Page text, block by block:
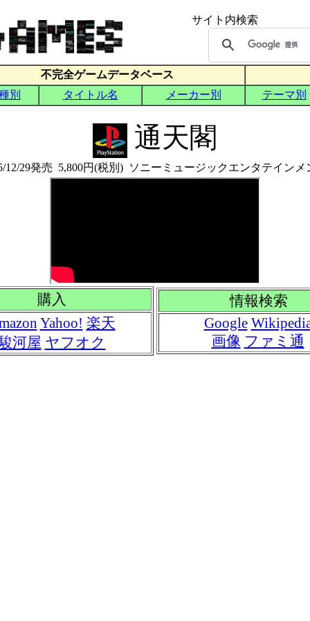
通天閣
12/29発売 5,800円(税別) ソニーミュージックエンタテインメ
購入
Yahoo! 楽天
河屋 ヤフオク
情報検索
Google
画像 ファミ通